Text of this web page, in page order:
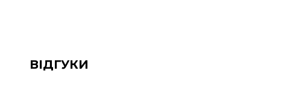
ВІДГУКИ